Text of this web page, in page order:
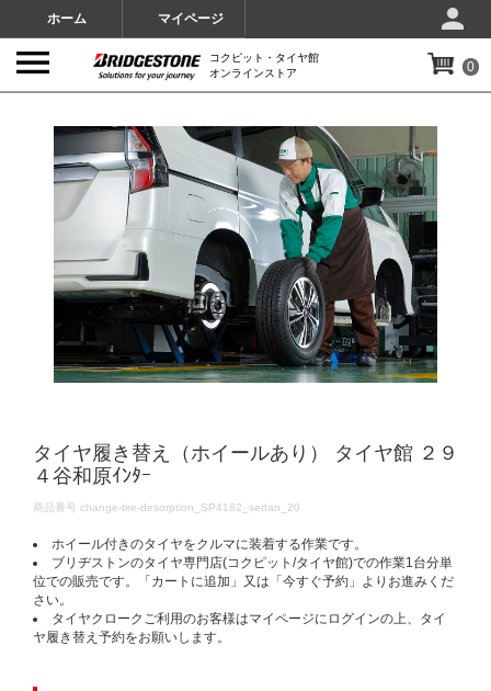
ホーム マイページ
コクピット・タイヤ館
オンラインストア
0
タイヤ履き替え（ホイールあり） タイヤ館 ２９
４谷和原ｲﾝﾀｰ
DETAILS
商品番号 change-tire-desorption_SP4182_sedan_20
ホイール付きのタイヤをクルマに装着する作業です。
ブリヂストンのタイヤ専門店(コクピット/タイヤ館)での作業1台分単
位での販売です。「カートに追加」又は「今すぐ予約」よりお進みくだ
さい。
タイヤクロークご利用のお客様はマイページにログインの上、タイ
ヤ履き替え予約をお願いします。